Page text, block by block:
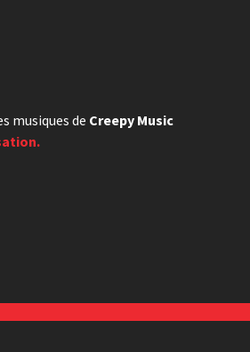
musiques de Creepy Music